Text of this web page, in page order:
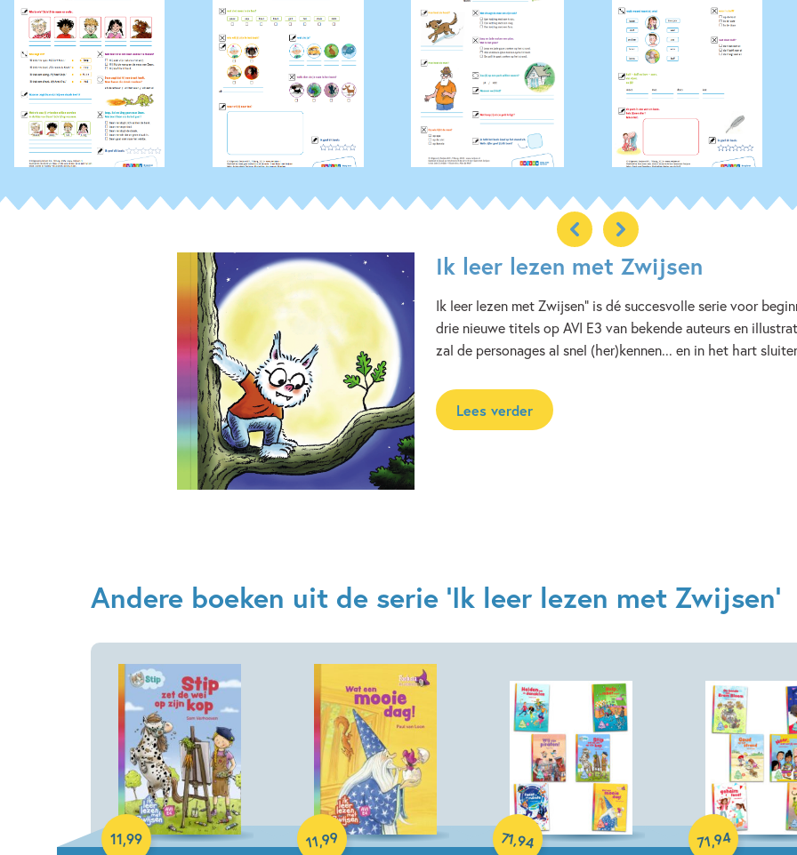
Ik leer lezen met Zwijsen
Ik leer lezen met Zwijsen" is dé succesvolle serie voor
drie nieuwe titels op AVI E3 van bekende auteurs en
zal de personages al snel (her)kennen... en in het hart
Lees verder
Andere boeken uit de serie 'Ik leer lezen met Zwijsen'
11,99
Hardcover
11,99
Hardcover 71,94
Samengesteld pakket
71,94
Samengesteld